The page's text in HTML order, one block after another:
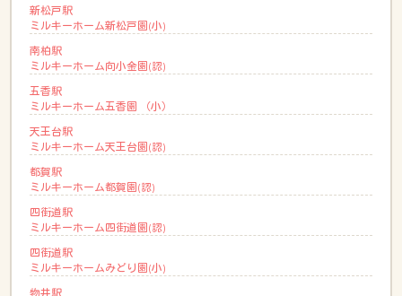
新松戸駅
ミルキーホーム新松戸園(小)
南柏駅
ミルキーホーム向小金園(認)
五香駅
ミルキーホーム五香園 （小）
天王台駅
ミルキーホーム天王台園(認)
都賀駅
ミルキーホーム都賀園(認)
四街道駅
ミルキーホーム四街道園(認)
四街道駅
ミルキーホームみどり園(小)
物井駅